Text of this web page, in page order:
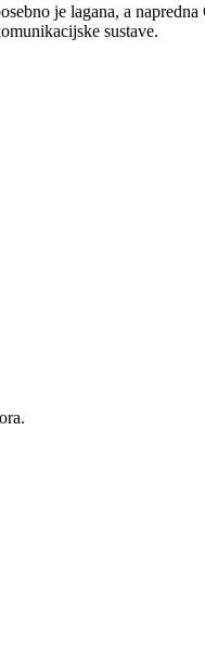
je lagana, a
sustave.